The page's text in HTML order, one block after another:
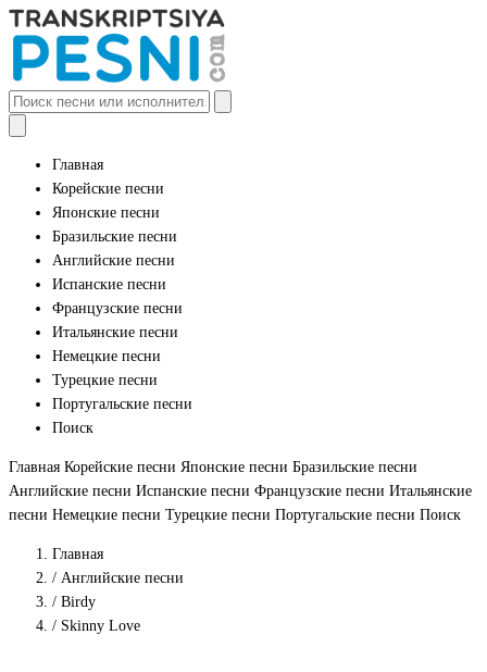
Главная
Корейские песни
Японские песни
Бразильские песни
Английские песни
Испанские песни
Французские песни
Итальянские песни
Немецкие песни
Турецкие песни
Португальские песни
Поиск
Главная Корейские песни Японские песни Бразильские песни
Английские песни Испанские песни Французские песни Итальянские
песни Немецкие песни Турецкие песни Португальские песни Поиск
Главная
/ Английские песни
/ Birdy
/ Skinny Love